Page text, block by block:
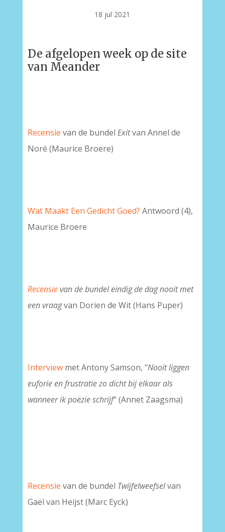
18 jul 2021
De afgelopen week op de site
van Meander
Recensie van de bundel Exitvan Annel de
Noré (Maurice Broere)
Wat Maakt Een Gedicht Goed? Antwoord (4),
Maurice Broere
Recensievan de bundel eindig de dag nooit met
een vraagvan Dorien de Wit (Hans Puper)
Interviewmet Antony Samson, "Nooit liggen
euforie enfrustratie zo dicht bij elkaar als
wanneer ik poëzie schrijf" (Annet Zaagsma)
Recensie van de bundel Twijfelweefselvan
Gaël van Heijst (Marc Eyck)